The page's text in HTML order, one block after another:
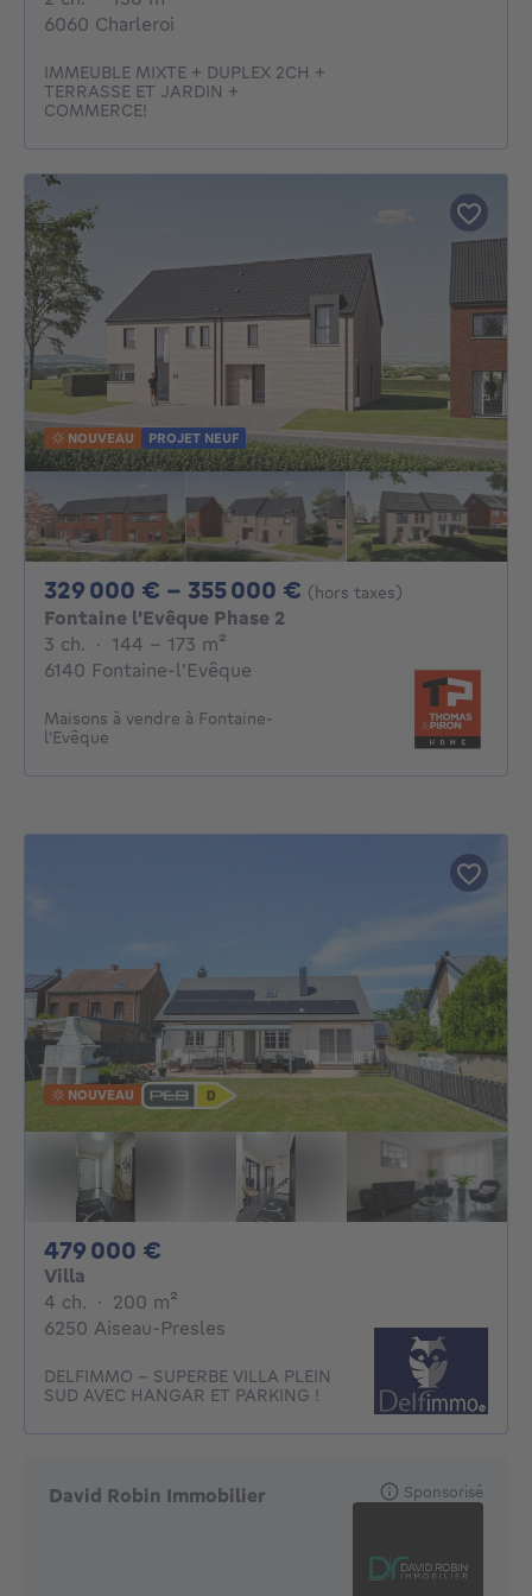
6060 Charleroi
IMMEUBLE MIXTE + DUPLEX 2CH +
TERRASSE ET JARDIN +
COMMERCE!
NOUVEAU PROJET NEUF
329 000 € - 355 000 € De 329000€ À
(hors taxes)
Fontaine l'Evêque Phase 2
3 ch. 3 chambres
· 144 - 173 m²
6140 Fontaine-l'Evêque
Maisons à vendre à Fontaine-
l'Evêque
NOUVEAU
479 000 €
Villa
4 ch. 4 chambres
· 200 m²
6250 Aiseau-Presles
DELFIMMO - SUPERBE VILLA PLEIN
SUD AVEC HANGAR ET PARKING !
David Robin Immobilier Sponsorisé